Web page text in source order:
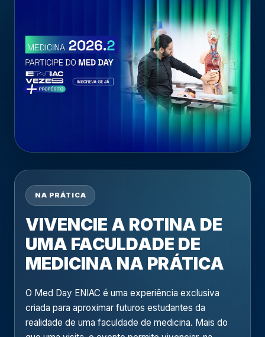
ASSISTA E CONHEÇA A EXPERIÊNCIA
NA PRÁTICA
VIVENCIE A ROTINA DE
UMA FACULDADE DE
MEDICINA NA PRÁTICA
O Med Day ENIAC é uma experiência exclusiva
criada para aproximar futuros estudantes da
realidade de uma faculdade de medicina. Mais do